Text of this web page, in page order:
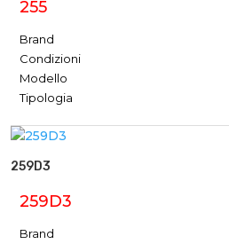
255
Brand
Condizioni
Modello
Tipologia
259D3
259D3
Brand